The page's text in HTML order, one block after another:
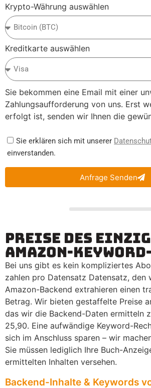
Krypto-Währung auswählen
Kreditkarte auswählen
Sie bekommen eine Email mit einer
Zahlungsaufforderung von uns. Erst
erfolgt ist, senden wir Ihnen die
Sie erklären sich mit unserer
einverstanden.
Anfrage Senden
Preise des
Amazon-
Bei uns gibt es kein kompliziertes
zahlen pro Datensatz Datensatz, den
Amazon-Backend extrahieren einen
Betrag. Wir bieten gestaffelte Preise
das wir die Backend-Daten ermitteln
25,90. Eine aufwändige Keyword-
sich im Anschluss sparen – wir
Sie müssen lediglich Ihre Buch-
ermittelten Inhalten versehen.
Backend-Inhalte & Keywords